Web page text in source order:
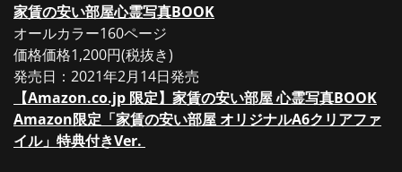
家賃の安い部屋心霊写真BOOK
オールカラー160ページ
価格価格1,200円(税抜き)
発売日：2021年2月14日発売
【Amazon.co.jp 限定】家賃の安い部屋 心霊写真BOOK
Amazon限定「家賃の安い部屋 オリジナルA6クリアファ
イル」特典付きVer.